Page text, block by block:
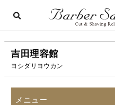
吉田理容館
ヨシダリヨウカン
メニュー